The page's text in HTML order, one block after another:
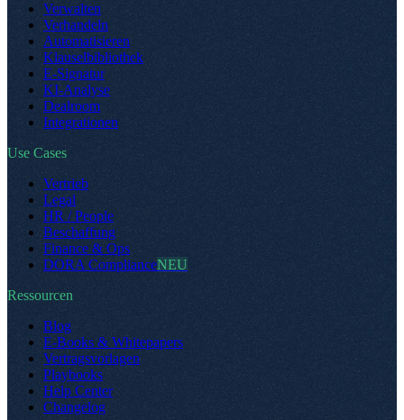
Verwalten
Verhandeln
Automatisieren
Klauselbibliothek
E-Signatur
KI-Analyse
Dealroom
Integrationen
Use Cases
Vertrieb
Legal
HR / People
Beschaffung
Finance & Ops
DORA ComplianceNEU
Ressourcen
Blog
E-Books & Whitepapers
Vertragsvorlagen
Playbooks
Help Center
Changelog